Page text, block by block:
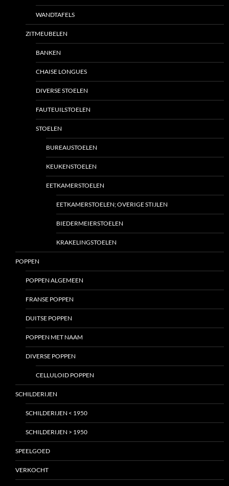
WANDTAFELS
ZITMEUBELEN
BANKEN
CHAISE LONGUES
DIVERSE STOELEN
FAUTEUILSTOELEN
STOELEN
BUREAUSTOELEN
KEUKENSTOELEN
EETKAMERSTOELEN
EETKAMERSTOELEN; OVERIGE STIJLEN
BIEDERMEIERSTOELEN
KRAKELINGSTOELEN
POPPEN
POPPEN ALGEMEEN
FRANSE POPPEN
DUITSE POPPEN
POPPEN MET NAAM
DIVERSE POPPEN
CELLULOID POPPEN
SCHILDERIJEN
SCHILDERIJEN < 1950
SCHILDERIJEN > 1950
SPEELGOED
VERKOCHT